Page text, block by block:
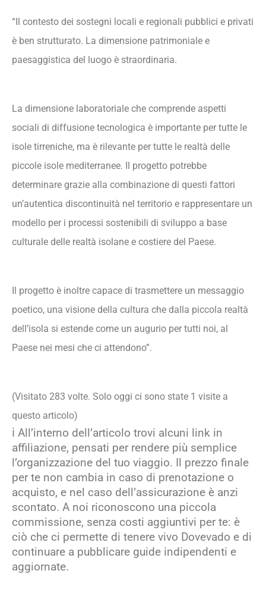
“Il contesto dei sostegni locali e regionali pubblici e privati
è ben strutturato. La dimensione patrimoniale e
paesaggistica del luogo è straordinaria.
La dimensione laboratoriale che comprende aspetti
sociali di diffusione tecnologica è importante per tutte le
isole tirreniche, ma è rilevante per tutte le realtà delle
piccole isole mediterranee. Il progetto potrebbe
determinare grazie alla combinazione di questi fattori
un’autentica discontinuità nel territorio e rappresentare un
modello per i processi sostenibili di sviluppo a base
culturale delle realtà isolane e costiere del Paese.
Il progetto è inoltre capace di trasmettere un messaggio
poetico, una visione della cultura che dalla piccola realtà
dell’isola si estende come un augurio per tutti noi, al
Paese nei mesi che ci attendono”.
(Visitato 283 volte. Solo oggi ci sono state 1 visite a
questo articolo)
ℹ️ All’interno dell’articolo trovi alcuni link in
affiliazione, pensati per rendere più semplice
l’organizzazione del tuo viaggio. Il prezzo finale
per te non cambia in caso di prenotazione o
acquisto, e nel caso dell’assicurazione è anzi
scontato. A noi riconoscono una piccola
commissione, senza costi aggiuntivi per te: è
ciò che ci permette di tenere vivo Dovevado e di
continuare a pubblicare guide indipendenti e
aggiornate.